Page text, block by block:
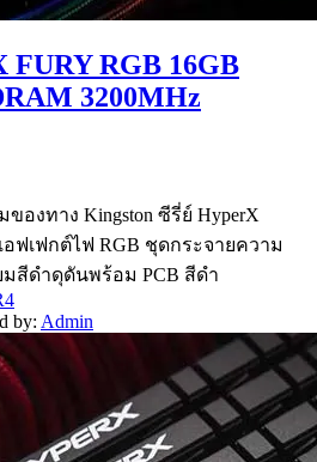
FURY RGB 16GB
3200MHz
องทาง Kingston ซีรี่ย์ HyperX
ฟเฟกต์ไฟ RGB ชุดกระจายความ
สีดำดุดันพร้อม PCB สีดำ
by: Admin